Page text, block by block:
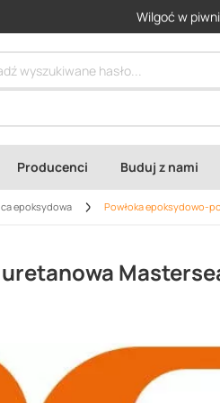
Wilgoć w
Producenci Buduj z nami
epoksydowa Powłoka epoksydowo-